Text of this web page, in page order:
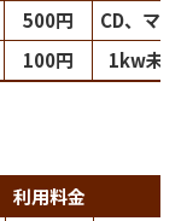
500円
CD、マイ
100円 1kw未満
利用料金